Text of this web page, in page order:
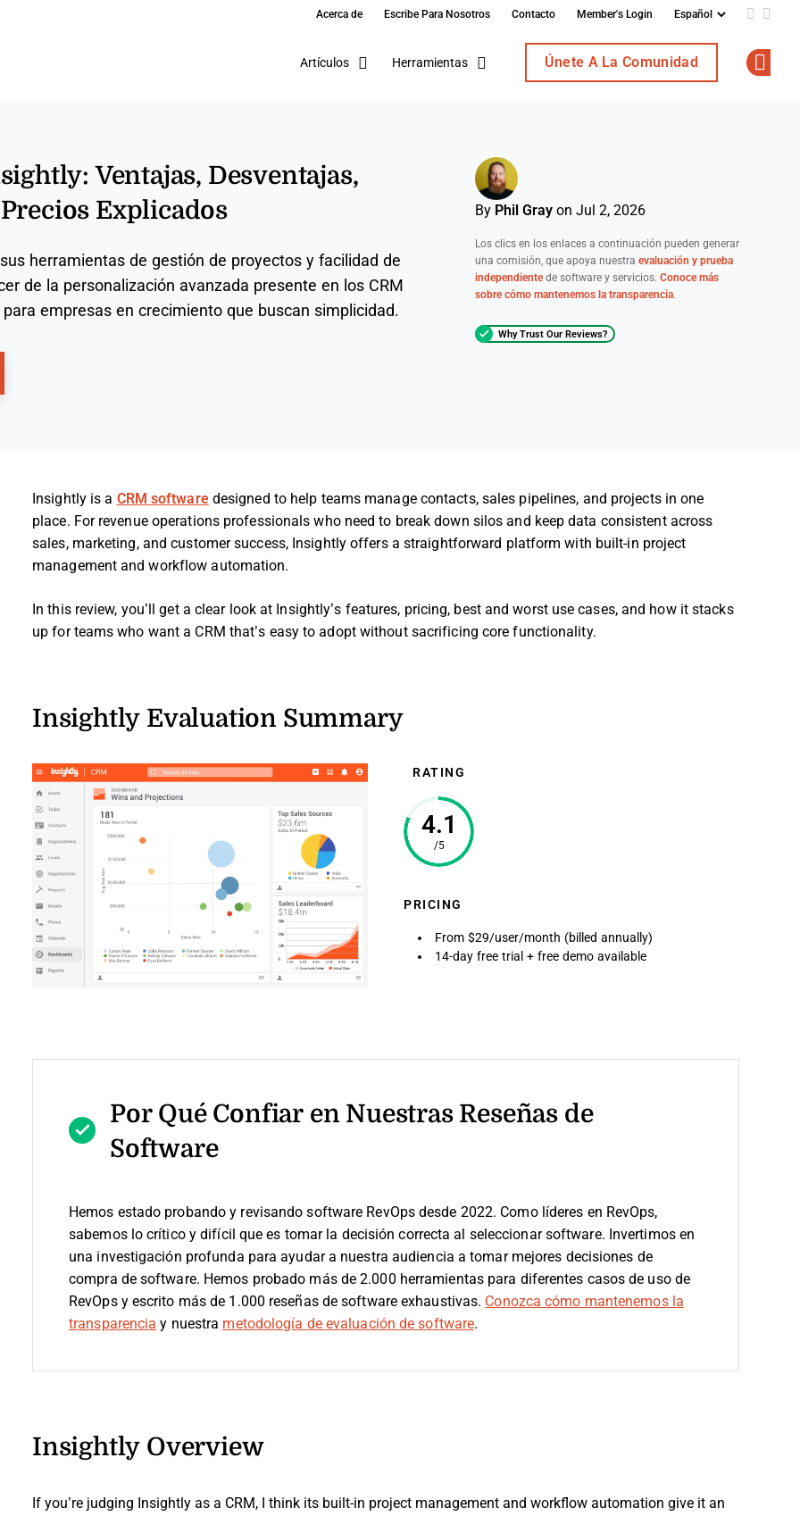
Acerca de Escribe Para Nosotros Contacto Member's Login Add us
Artículos Herramientas Únete A La Comunidad
Ventajas, Desventajas,
Explicados
herramientas de gestión de proyectos y facilidad de
de la personalización avanzada presente en los CRM
empresas en crecimiento que buscan simplicidad.
New Window
By Phil Gray on Jul 2, 2026
Los clics en los enlaces a continuación pueden generar
una comisión, que apoya nuestra evaluación y prueba
independiente de software y servicios. Conoce más
sobre cómo mantenemos la transparencia.
Why Trust Our Reviews?
Insightly is a CRM softwaredesigned to help teams manage contacts, sales pipelines, and projects in one
place. For revenue operations professionals who need to break down silos and keep data consistent across
sales, marketing, and customer success, Insightly offers a straightforward platform with built-in project
management and workflow automation.
In this review, you’ll get a clear look at Insightly’s features, pricing, best and worst use cases, and how it stacks
up for teams who want a CRM that’s easy to adopt without sacrificing core functionality.
Insightly Evaluation Summary
RATING
4.1
/5
PRICING
From $29/user/month (billed annually)
14-day free trial + free demo available
Por Qué Confiar en Nuestras Reseñas de
Software
Hemos estado probando y revisando software RevOps desde 2022. Como líderes en RevOps,
sabemos lo crítico y difícil que es tomar la decisión correcta al seleccionar software. Invertimos en
una investigación profunda para ayudar a nuestra audiencia a tomar mejores decisiones de
compra de software. Hemos probado más de 2.000 herramientas para diferentes casos de uso de
RevOps y escrito más de 1.000 reseñas de software exhaustivas. Conozca cómo mantenemos la
transparencia y nuestra metodología de evaluación de software.
Insightly Overview
If you’re judging Insightly as a CRM, I think its built-in project management and workflow automation give it an